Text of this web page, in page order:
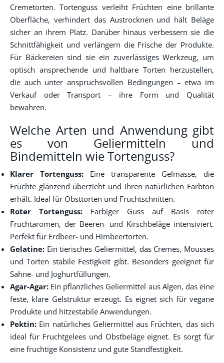
Cremetorten. Tortenguss verleiht Früchten eine brillante
Oberfläche, verhindert das Austrocknen und hält Beläge
sicher an ihrem Platz. Darüber hinaus verbessern sie die
Schnittfähigkeit und verlängern die Frische der Produkte.
Für Bäckereien sind sie ein zuverlässiges Werkzeug, um
optisch ansprechende und haltbare Torten herzustellen,
die auch unter anspruchsvollen Bedingungen – etwa im
Verkauf oder Transport – ihre Form und Qualität
bewahren.
Welche Arten und Anwendung gibt
es von Geliermitteln und
Bindemitteln wie Tortenguss?
Klarer Tortenguss: Eine transparente Gelmasse, die
Früchte glänzend überzieht und ihren natürlichen Farbton
erhält. Ideal für Obsttorten und Fruchtschnitten.
Roter Tortenguss: Farbiger Guss auf Basis roter
Fruchtaromen, der Beeren- und Kirschbeläge intensiviert.
Perfekt für Erdbeer- und Himbeertorten.
Gelatine: Ein tierisches Geliermittel, das Cremes, Mousses
und Torten stabile Festigkeit gibt. Besonders geeignet für
Sahne- und Joghurtfüllungen.
Agar-Agar: Ein pflanzliches Geliermittel aus Algen, das eine
feste, klare Gelstruktur erzeugt. Es eignet sich für vegane
Produkte und hitzestabile Anwendungen.
Pektin: Ein natürliches Geliermittel aus Früchten, das sich
ideal für Fruchtgelees und Obstbeläge eignet. Es sorgt für
eine fruchtige Konsistenz und gute Standfestigkeit.